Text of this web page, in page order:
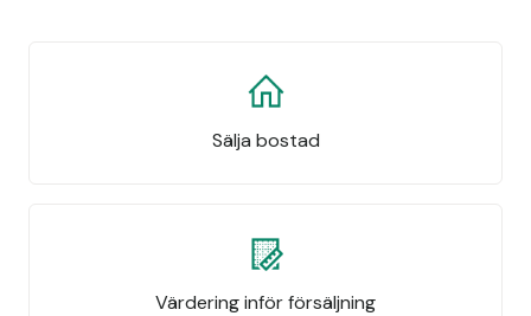
Sälja bostad
Värdering inför försäljning